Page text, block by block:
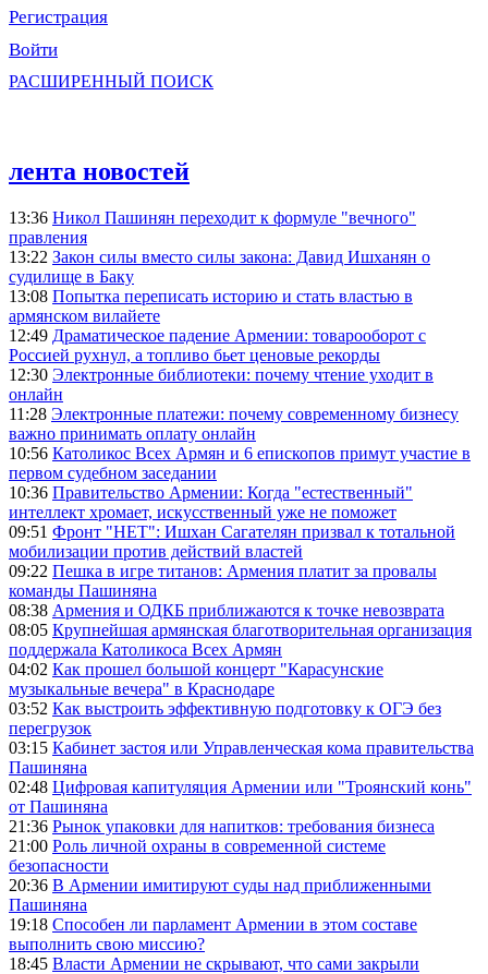
Регистрация
Войти
РАСШИРЕННЫЙ ПОИСК
лента новостей
13:36 Никол Пашинян переходит к формуле "вечного"
правления
13:22 Закон силы вместо силы закона: Давид Ишханян о
судилище в Баку
13:08 Попытка переписать историю и стать властью в
армянском вилайете
12:49 Драматическое падение Армении: товарооборот с
Россией рухнул, а топливо бьет ценовые рекорды
12:30 Электронные библиотеки: почему чтение уходит в
онлайн
11:28 Электронные платежи: почему современному бизнесу
важно принимать оплату онлайн
10:56 Католикос Всех Армян и 6 епископов примут участие в
первом судебном заседании
10:36 Правительство Армении: Когда "естественный"
интеллект хромает, искусственный уже не поможет
09:51 Фронт "НЕТ": Ишхан Сагателян призвал к тотальной
мобилизации против действий властей
09:22 Пешка в игре титанов: Армения платит за провалы
команды Пашиняна
08:38 Армения и ОДКБ приближаются к точке невозврата
08:05 Крупнейшая армянская благотворительная организация
поддержала Католикоса Всех Армян
04:02 Как прошел большой концерт "Карасунские
музыкальные вечера" в Краснодаре
03:52 Как выстроить эффективную подготовку к ОГЭ без
перегрузок
03:15 Кабинет застоя или Управленческая кома правительства
Пашиняна
02:48 Цифровая капитуляция Армении или "Троянский конь"
от Пашиняна
21:36 Рынок упаковки для напитков: требования бизнеса
21:00 Роль личной охраны в современной системе
безопасности
20:36 В Армении имитируют суды над приближенными
Пашиняна
19:18 Способен ли парламент Армении в этом составе
выполнить свою миссию?
18:45 Власти Армении не скрывают, что сами закрыли